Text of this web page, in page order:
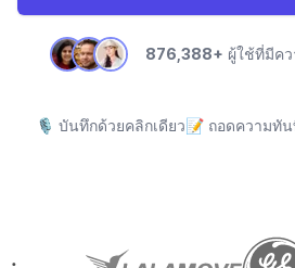
876,388+ ผู้ใช้ที่มีค
🎙️ บันทึกด้วยคลิกเดียว 📝 ถอดความทั